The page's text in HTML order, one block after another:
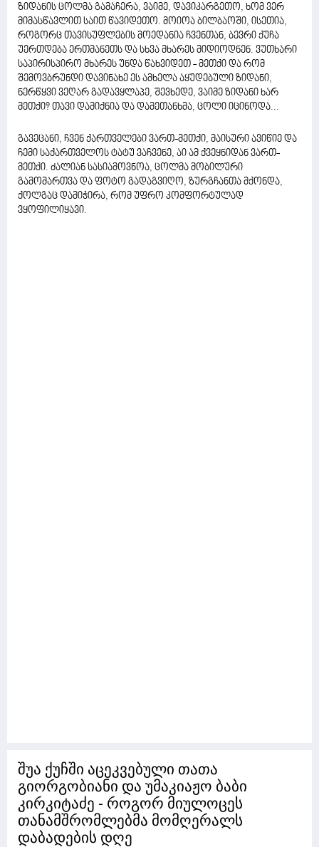
ზიდანის ცოლმა გამაჩერა, ვაიმე, დავიკარგეთო, ხომ ვერ
მიმასწავლით საით წავიდეთო. მოიოა ბილბაოში, ისეთია,
როგორც თავისუფლების მოედანია ჩვენთან, ბევრი ქუჩა
უერთდება ერთმანეთს და სხვა მხარეს მიდიოდნენ. ვუთხარი
საპირისპირო მხარეს უნდა წახვიდეთ - მეთქი და რომ
შემოვბრუნდი დავინახე ეს ამხელა აყუდებული ზიდანი,
ნერწყვი ვეღარ გადავყლაპე, შევხედე, ვაიმე ზიდანი ხარ
მეთქი? თავი დამიქნია და დამეთანხმა, ცოლი იცინოდა...
გავეცანი, ჩვენ ქართველები ვართ-მეთქი, მაისური ავიწიე და
ჩემი საქართველოს ტატუ ვაჩვენე, აი ამ ქვეყნიდან ვართ-
მეთქი. ძალიან სასიამოვნოა, ცოლმა მობილური
გამომართვა და ფოტო გადაგვიღო, ზურგჩანთა მქონდა,
ქოლგაც დამიჭირა, რომ უფრო კომფორტულად
ვყოფილიყავი.
შუა ქუჩში აცეკვებული თათა
გიორგობიანი და უმაკიაჟო ბაბი
კირკიტაძე - როგორ მიულოცეს
თანამშრომლებმა მომღერალს
დაბადების დღე